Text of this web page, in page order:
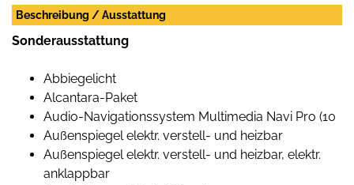
Beschreibung / Ausstattung
Sonderausstattung
Abbiegelicht
Alcantara-Paket
Audio-Navigationssystem Multimedia Navi Pro (10
Außenspiegel elektr. verstell- und heizbar
Außenspiegel elektr. verstell- und heizbar, elektr.
anklappbar